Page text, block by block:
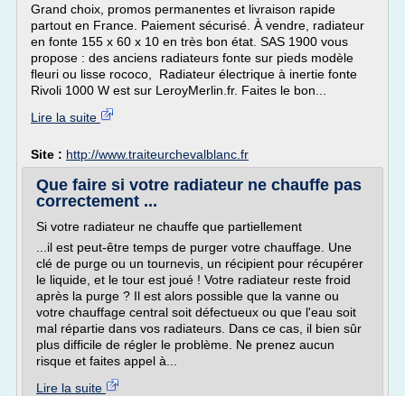
Grand choix, promos permanentes et livraison rapide
partout en France. Paiement sécurisé. À vendre, radiateur
en fonte 155 x 60 x 10 en très bon état. SAS 1900 vous
propose : des anciens radiateurs fonte sur pieds modèle
fleuri ou lisse rococo, Radiateur électrique à inertie fonte
Rivoli 1000 W est sur LeroyMerlin.fr. Faites le bon...
Lire la suite
Site : http://www.traiteurchevalblanc.fr
Que faire si votre radiateur ne chauffe pas
correctement ...
Si votre radiateur ne chauffe que partiellement
...il est peut-être temps de purger votre chauffage. Une
clé de purge ou un tournevis, un récipient pour récupérer
le liquide, et le tour est joué ! Votre radiateur reste froid
après la purge ? Il est alors possible que la vanne ou
votre chauffage central soit défectueux ou que l'eau soit
mal répartie dans vos radiateurs. Dans ce cas, il bien sûr
plus difficile de régler le problème. Ne prenez aucun
risque et faites appel à...
Lire la suite